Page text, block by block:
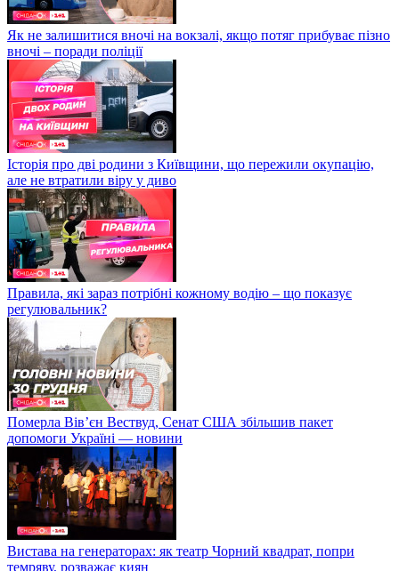
Як не залишитися вночі на вокзалі, якщо потяг прибуває пізно
вночі – поради поліції
Історія про дві родини з Київщини, що пережили окупацію,
але не втратили віру у диво
Правила, які зараз потрібні кожному водію – що показує
регулювальник?
Померла Вівʼєн Вествуд, Сенат США збільшив пакет
допомоги Україні — новини
Вистава на генераторах: як театр Чорний квадрат, попри
темряву, розважає киян